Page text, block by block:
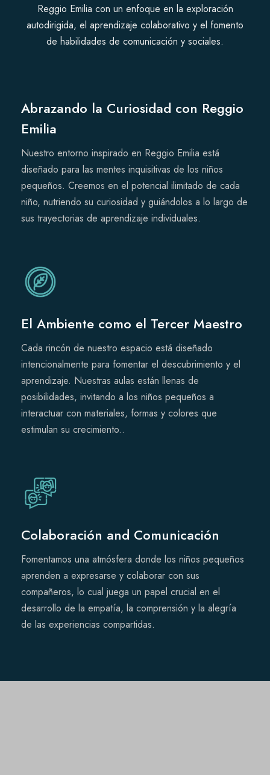
Reggio Emilia con un enfoque en la exploración
autodirigida, el aprendizaje colaborativo y el fomento
de habilidades de comunicación y sociales.
Abrazando la Curiosidad con Reggio
Emilia
Nuestro entorno inspirado en Reggio Emilia está
diseñado para las mentes inquisitivas de los niños
pequeños. Creemos en el potencial ilimitado de cada
niño, nutriendo su curiosidad y guiándolos a lo largo de
sus trayectorias de aprendizaje individuales.
El Ambiente como el Tercer Maestro
Cada rincón de nuestro espacio está diseñado
intencionalmente para fomentar el descubrimiento y el
aprendizaje. Nuestras aulas están llenas de
posibilidades, invitando a los niños pequeños a
interactuar con materiales, formas y colores que
estimulan su crecimiento..
Colaboración and Comunicación
Fomentamos una atmósfera donde los niños pequeños
aprenden a expresarse y colaborar con sus
compañeros, lo cual juega un papel crucial en el
desarrollo de la empatía, la comprensión y la alegría
de las experiencias compartidas.